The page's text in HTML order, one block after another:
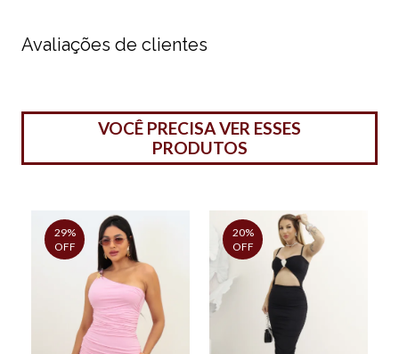
Avaliações de clientes
VOCÊ PRECISA VER ESSES
PRODUTOS
29%
OFF
20%
OFF